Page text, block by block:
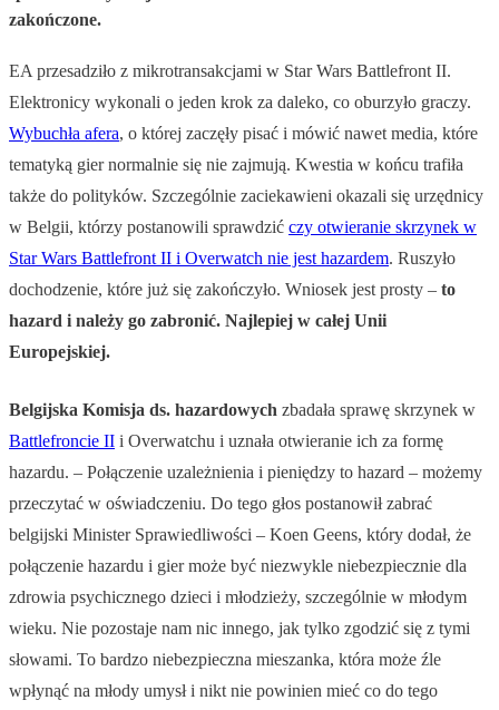
zakończone.
EA przesadziło z mikrotransakcjami w Star Wars Battlefront II.
Elektronicy wykonali o jeden krok za daleko, co oburzyło graczy.
Wybuchła afera, o której zaczęły pisać i mówić nawet media, które
tematyką gier normalnie się nie zajmują. Kwestia w końcu trafiła
także do polityków. Szczególnie zaciekawieni okazali się urzędnicy
w Belgii, którzy postanowili sprawdzić czy otwieranie skrzynek w
Star Wars Battlefront II i Overwatch nie jest hazardem. Ruszyło
dochodzenie, które już się zakończyło. Wniosek jest prosty – to
hazard i należy go zabronić. Najlepiej w całej Unii
Europejskiej.
Belgijska Komisja ds. hazardowych zbadała sprawę skrzynek w
Battlefroncie II i Overwatchu i uznała otwieranie ich za formę
hazardu. – Połączenie uzależnienia i pieniędzy to hazard – możemy
przeczytać w oświadczeniu. Do tego głos postanowił zabrać
belgijski Minister Sprawiedliwości – Koen Geens, który dodał, że
połączenie hazardu i gier może być niezwykle niebezpiecznie dla
zdrowia psychicznego dzieci i młodzieży, szczególnie w młodym
wieku. Nie pozostaje nam nic innego, jak tylko zgodzić się z tymi
słowami. To bardzo niebezpieczna mieszanka, która może źle
wpłynąć na młody umysł i nikt nie powinien mieć co do tego